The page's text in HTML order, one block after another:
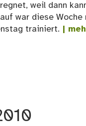
weil dann
war diese Woche
trainiert. |